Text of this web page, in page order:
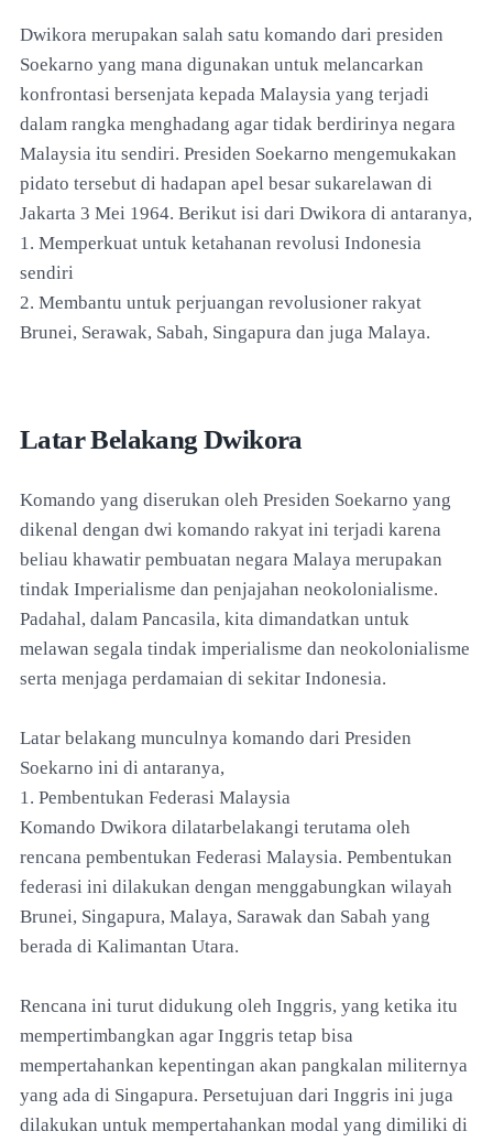
Dwikora merupakan salah satu komando dari presiden
Soekarno yang mana digunakan untuk melancarkan
konfrontasi bersenjata kepada Malaysia yang terjadi
dalam rangka menghadang agar tidak berdirinya negara
Malaysia itu sendiri. Presiden Soekarno mengemukakan
pidato tersebut di hadapan apel besar sukarelawan di
Jakarta 3 Mei 1964. Berikut isi dari Dwikora di antaranya,
1. Memperkuat untuk ketahanan revolusi Indonesia
sendiri
2. Membantu untuk perjuangan revolusioner rakyat
Brunei, Serawak, Sabah, Singapura dan juga Malaya.
Latar Belakang Dwikora
Komando yang diserukan oleh Presiden Soekarno yang
dikenal dengan dwi komando rakyat ini terjadi karena
beliau khawatir pembuatan negara Malaya merupakan
tindak Imperialisme dan penjajahan neokolonialisme.
Padahal, dalam Pancasila, kita dimandatkan untuk
melawan segala tindak imperialisme dan neokolonialisme
serta menjaga perdamaian di sekitar Indonesia.
Latar belakang munculnya komando dari Presiden
Soekarno ini di antaranya,
1. Pembentukan Federasi Malaysia
Komando Dwikora dilatarbelakangi terutama oleh
rencana pembentukan Federasi Malaysia. Pembentukan
federasi ini dilakukan dengan menggabungkan wilayah
Brunei, Singapura, Malaya, Sarawak dan Sabah yang
berada di Kalimantan Utara.
Rencana ini turut didukung oleh Inggris, yang ketika itu
mempertimbangkan agar Inggris tetap bisa
mempertahankan kepentingan akan pangkalan militernya
yang ada di Singapura. Persetujuan dari Inggris ini juga
dilakukan untuk mempertahankan modal yang dimiliki di